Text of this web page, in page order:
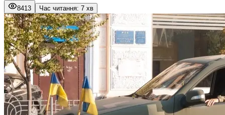
8413 Час читання: 7 хв